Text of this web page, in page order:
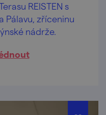
REISTEN s
Pálavu, zříceninu
nádrže.